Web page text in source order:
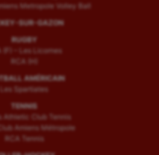
Metropole Volley Ball
SUR-GAZON
RUGBY
(F) – Les Licornes
RCA (H)
AMÉRICAIN
Les Spartiates
TENNIS
Athletic Club Tennis
Amiens Métropole
RCA Tennis